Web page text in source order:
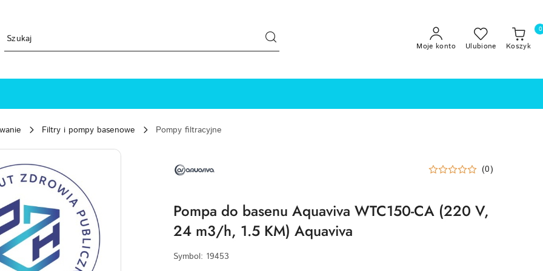
Moje konto Ulubione Koszyk
0
Filtry i pompy basenowe
Pompy filtracyjne
AQUAVIVA (0)
Pompa do basenu Aquaviva WTC150-CA (220 V,
24 m3/h, 1.5 KM) Aquaviva
Symbol: 19453